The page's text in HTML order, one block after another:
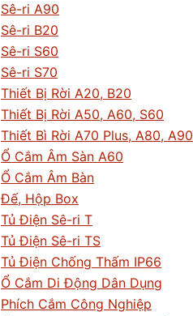
Sê-ri A90
Sê-ri B20
Sê-ri S60
Sê-ri S70
Thiết Bị Rời A20, B20
Thiết Bị Rời A50, A60, S60
Thiết Bì Rời A70 Plus, A80, A90
Ổ Cắm Âm Sàn A60
Ổ Cắm Âm Bàn
Đế, Hộp Box
Tủ Điện Sê-ri T
Tủ Điện Sê-ri TS
Tủ Điện Chống Thấm IP66
Ổ Cắm Di Động Dân Dụng
Phích Cắm Công Nghiệp